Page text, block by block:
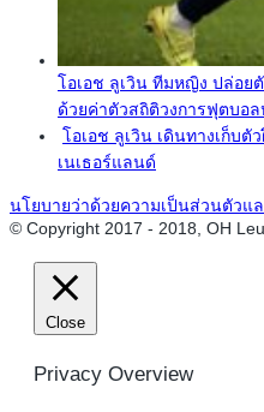
โอเอช ลูเวิน ทีมหญิง ปล่อย
ด้วยค่าตัวสถิติวงการฟุตบอล
โอเอช ลูเวิน เดินทางเก็บ
เนเธอร์แลนด์
นโยบายว่าด้วยความเป็นส่วนตัวแ
© Copyright 2017 - 2018, OH
Close
Privacy Overview